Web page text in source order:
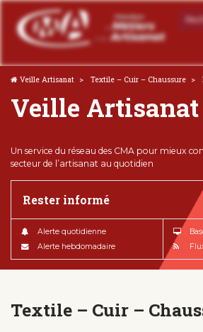
Veille Artisanat Textile – Cuir – Chaussure
Veille Artisanat
Un service du réseau des CMA pour mieux
secteur de l’artisanat au quotidien
Rester informé
Alerte quotidienne
Alerte hebdomadaire
Textile – Cuir –